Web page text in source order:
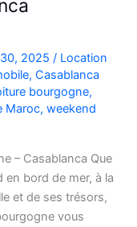
2025 / Location
, Casablanca
bourgogne,
Maroc, weekend
– Casablanca Que
bord de mer, à la
et de ses trésors,
vous